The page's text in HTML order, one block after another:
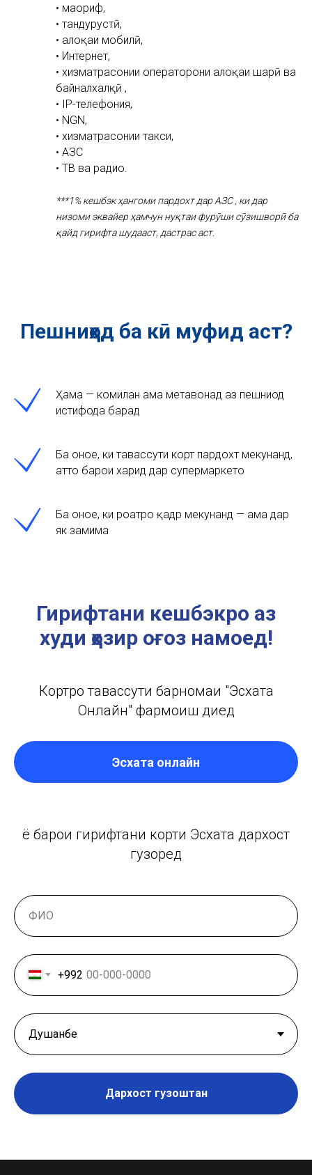
• маориф,
• тандурустӣ,
• алоқаи мобилӣ,
• Интернет,
• хизматрасонии операторони алоқаи шаҳрӣ ва
байналхалқӣ ,
• IP-телефония,
• NGN,
• хизматрасонии такси,
• АЗС
• ТВ ва радио.
***1% кешбэк ҳангоми пардохт дар АЗС , ки дар
низоми эквайер ҳамчун нуқтаи фурӯши сӯзишворӣ ба
қайд гирифта шудааст, дастрас аст.
Пешниҳод ба кӣ муфид аст?
Ҳама — комилан ҳама метавонад аз пешниҳод
истифода барад
Ба онҳое, ки тавассути корт пардохт мекунанд,
ҳатто барои харид дар супермаркетҳо
Ба онҳое, ки роҳатро қадр мекунанд — ҳама дар
як замима
Гирифтани кешбэкро аз
худи ҳозир оғоз намоед!
Кортро тавассути барномаи "Эсхата
Онлайн" фармоиш диҳед
Эсхата онлайн
ё барои гирифтани корти Эсхата дархост
гузоред
+992
Дархост гузоштан